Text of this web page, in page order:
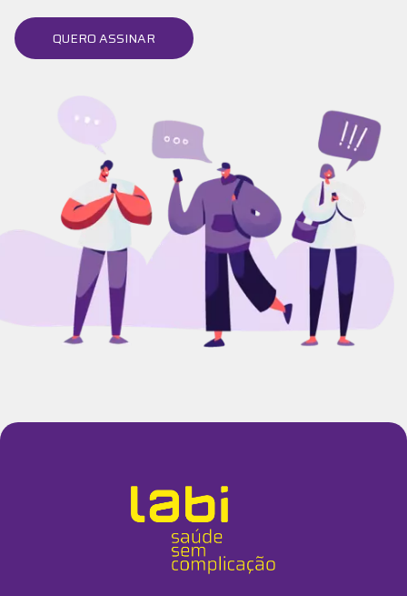
QUERO ASSINAR